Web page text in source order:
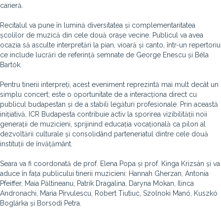
carieră.
Recitalul va pune în lumină diversitatea și complementaritatea
școlilor de muzică din cele două orașe vecine. Publicul va avea
ocazia să asculte interpretări la pian, vioară și canto, într-un repertoriu
ce include lucrări de referință semnate de George Enescu și Béla
Bartók.
Pentru tinerii interpreți, acest eveniment reprezintă mai mult decât un
simplu concert; este o oportunitate de a interacționa direct cu
publicul budapestan și de a stabili legături profesionale. Prin această
inițiativă, ICR Budapesta contribuie activ la sporirea vizibilității noii
generații de muzicieni, sprijinind educația vocațională ca pilon al
dezvoltării culturale și consolidând parteneriatul dintre cele două
instituții de învățământ.
Seara va fi coordonată de prof. Elena Popa și prof. Kinga Krizsán și va
aduce în fața publicului tinerii muzicieni: Hannah Gherzan, Antonia
Pfeiffer, Maia Păltineanu, Patrik Dragalina, Daryna Mokan, Ilinca
Andronachi, Maria Pîrvulescu, Robert Tiutiuc, Szolnoki Manó, Kuszkó
Boglárka și Borsodi Petra.